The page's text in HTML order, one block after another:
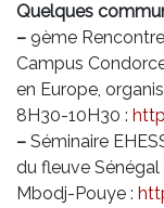
Quelques
– 9ème
Campus
en Europe,
8H30-10H30 :
– Séminaire
du fleuve Sénégal
Mbodj-Pouye :